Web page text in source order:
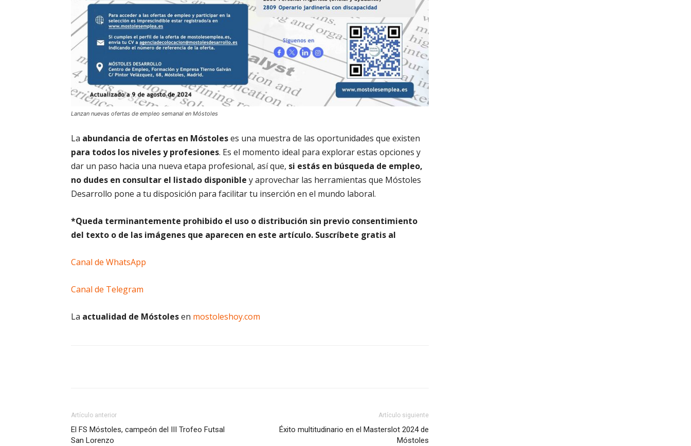
Lanzan nuevas ofertas de empleo semanal en Móstoles
La abundancia de ofertas en Móstoleses una muestra de las oportunidades que existen
para todos los niveles y profesiones. Es el momento ideal para explorar estas opciones y
dar un paso hacia una nueva etapa profesional, así que, si estás en búsqueda de empleo,
no dudes en consultar el listado disponible y aprovechar las herramientas que Móstoles
Desarrollo pone a tu disposición para facilitar tu inserción en el mundo laboral.
*Queda terminantemente prohibido el uso o distribución sin previo consentimiento
del texto o de las imágenes que aparecen en este artículo. Suscríbete gratis al
Canal de WhatsApp
Canal de Telegram
La actualidad de Móstolesen mostoleshoy.com
Artículo anterior
El FS Móstoles, campeón del III Trofeo Futsal
San Lorenzo
Artículo siguiente
Éxito multitudinario en el Masterslot 2024 de
Móstoles